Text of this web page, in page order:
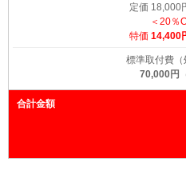
定価 18,000
＜20％
特価 14,400
標準取付費（
70,000円
合計金額